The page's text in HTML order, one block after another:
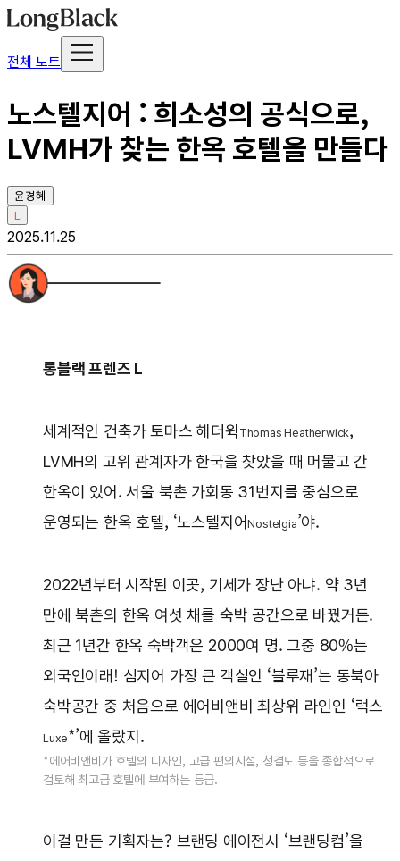
전체 노트
노스텔지어 : 희소성의 공식으로,
LVMH가 찾는 한옥 호텔을 만들다
윤경혜
L
2025.11.25
롱블랙 프렌즈 L
세계적인 건축가 토마스 헤더윅 Thomas Heatherwick,
LVMH의 고위 관계자가 한국을 찾았을 때 머물고 간
한옥이 있어. 서울 북촌 가회동 31번지를 중심으로
운영되는 한옥 호텔, ‘노스텔지어Nostelgia’야.
2022년부터 시작된 이곳, 기세가 장난 아냐. 약 3년
만에 북촌의 한옥 여섯 채를 숙박 공간으로 바꿨거든.
최근 1년간 한옥 숙박객은 2000여 명. 그중 80%는
외국인이래! 심지어 가장 큰 객실인 ‘블루재’는 동북아
숙박공간 중 처음으로 에어비앤비 최상위 라인인 ‘럭스
Luxe*’에 올랐지.
*에어비앤비가 호텔의 디자인, 고급 편의시설, 청결도 등을 종합적으로
검토해 최고급 호텔에 부여하는 등급.
이걸 만든 기획자는? 브랜딩 에이전시 ‘브랜딩컴’을